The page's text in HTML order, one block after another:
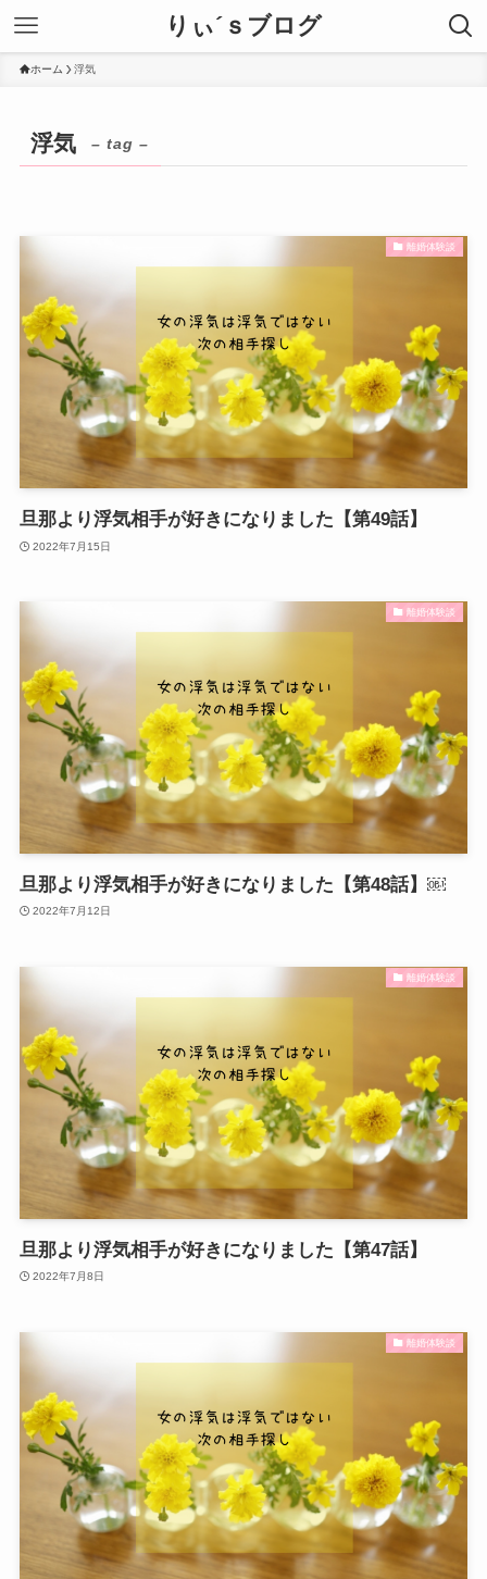
りぃ´ｓブログ
ホーム 浮気
浮気 – tag –
離婚体験談
旦那より浮気相手が好きになりました【第49話】
2022年7月15日
離婚体験談
旦那より浮気相手が好きになりました【第48話】￼
2022年7月12日
離婚体験談
旦那より浮気相手が好きになりました【第47話】
2022年7月8日
離婚体験談